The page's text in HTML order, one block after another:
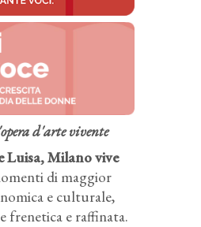
d'arte vivente
Luisa, Milano vive
di maggior
e culturale,
frenetica e raffinata.